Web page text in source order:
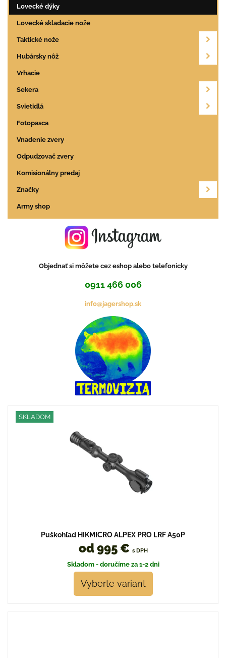
Lovecké dýky
Lovecké skladacie nože
Taktické nože
Hubársky nôž
Vrhacie
Sekera
Svietidlá
Fotopasca
Vnadenie zvery
Odpudzovač zvery
Komisionálny predaj
Značky
Army shop
Objednať si môžete cez eshop alebo telefonicky
0911 466 006
info@jagershop.sk
SKLADOM
Puškohľad HIKMICRO ALPEX PRO LRF A50P
od 995 € s DPH
Skladom - doručíme za 1-2 dni
Vyberte variant